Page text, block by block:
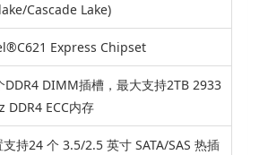
Cascade Lake)
Express Chipset
DDR4 DIMM插槽，最大支持2TB 2933
DDR4 ECC内存
支持24 个 3.5/2.5 英寸 SATA/SAS 热插